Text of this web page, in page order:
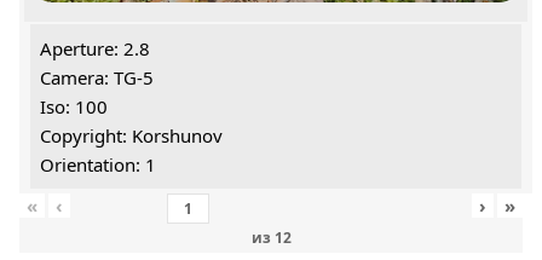
Aperture: 2.8
Camera: TG-5
Iso: 100
Copyright: Korshunov
Orientation: 1
«
‹
из 12
› »